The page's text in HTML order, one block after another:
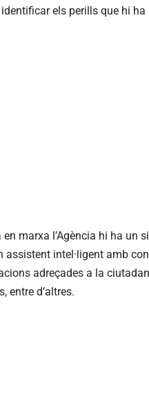
els perills que hi ha
marxa l’Agència hi ha un
assistent intel·ligent amb
adreçades a la
entre d’altres.